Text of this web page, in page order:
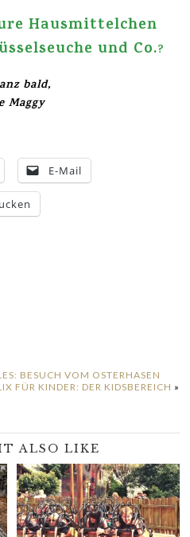
Hausmittelchen
und Co.?
bald,
Maggy
E-Mail
BESUCH VOM OSTERHASEN
FÜR KINDER: DER KIDSBEREICH »
ALSO LIKE